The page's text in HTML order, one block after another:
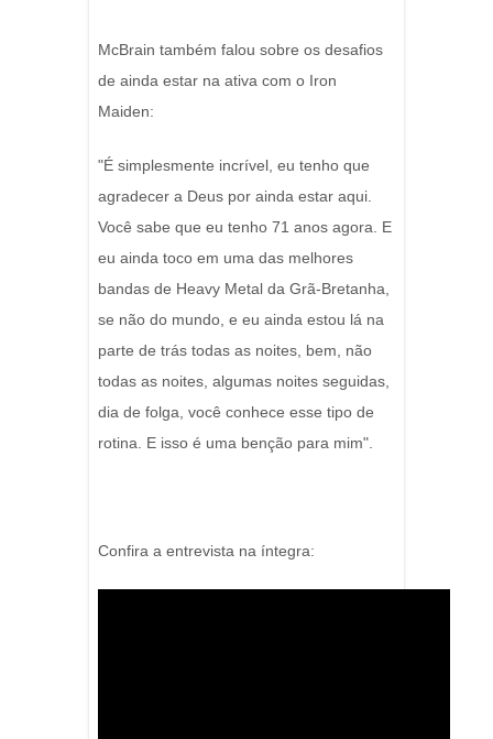
McBrain também falou sobre os desafios
de ainda estar na ativa com o Iron
Maiden:
"É simplesmente incrível, eu tenho que
agradecer a Deus por ainda estar aqui.
Você sabe que eu tenho 71 anos agora. E
eu ainda toco em uma das melhores
bandas de Heavy Metal da Grã-Bretanha,
se não do mundo, e eu ainda estou lá na
parte de trás todas as noites, bem, não
todas as noites, algumas noites seguidas,
dia de folga, você conhece esse tipo de
rotina. E isso é uma benção para mim".
Confira a entrevista na íntegra: